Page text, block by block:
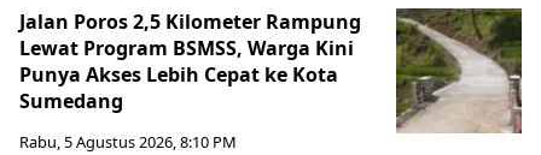
Jalan Poros 2,5 Kilometer Rampung
Lewat Program BSMSS, Warga Kini
Punya Akses Lebih Cepat ke Kota
Sumedang
Rabu, 5 Agustus 2026, 8:10 PM